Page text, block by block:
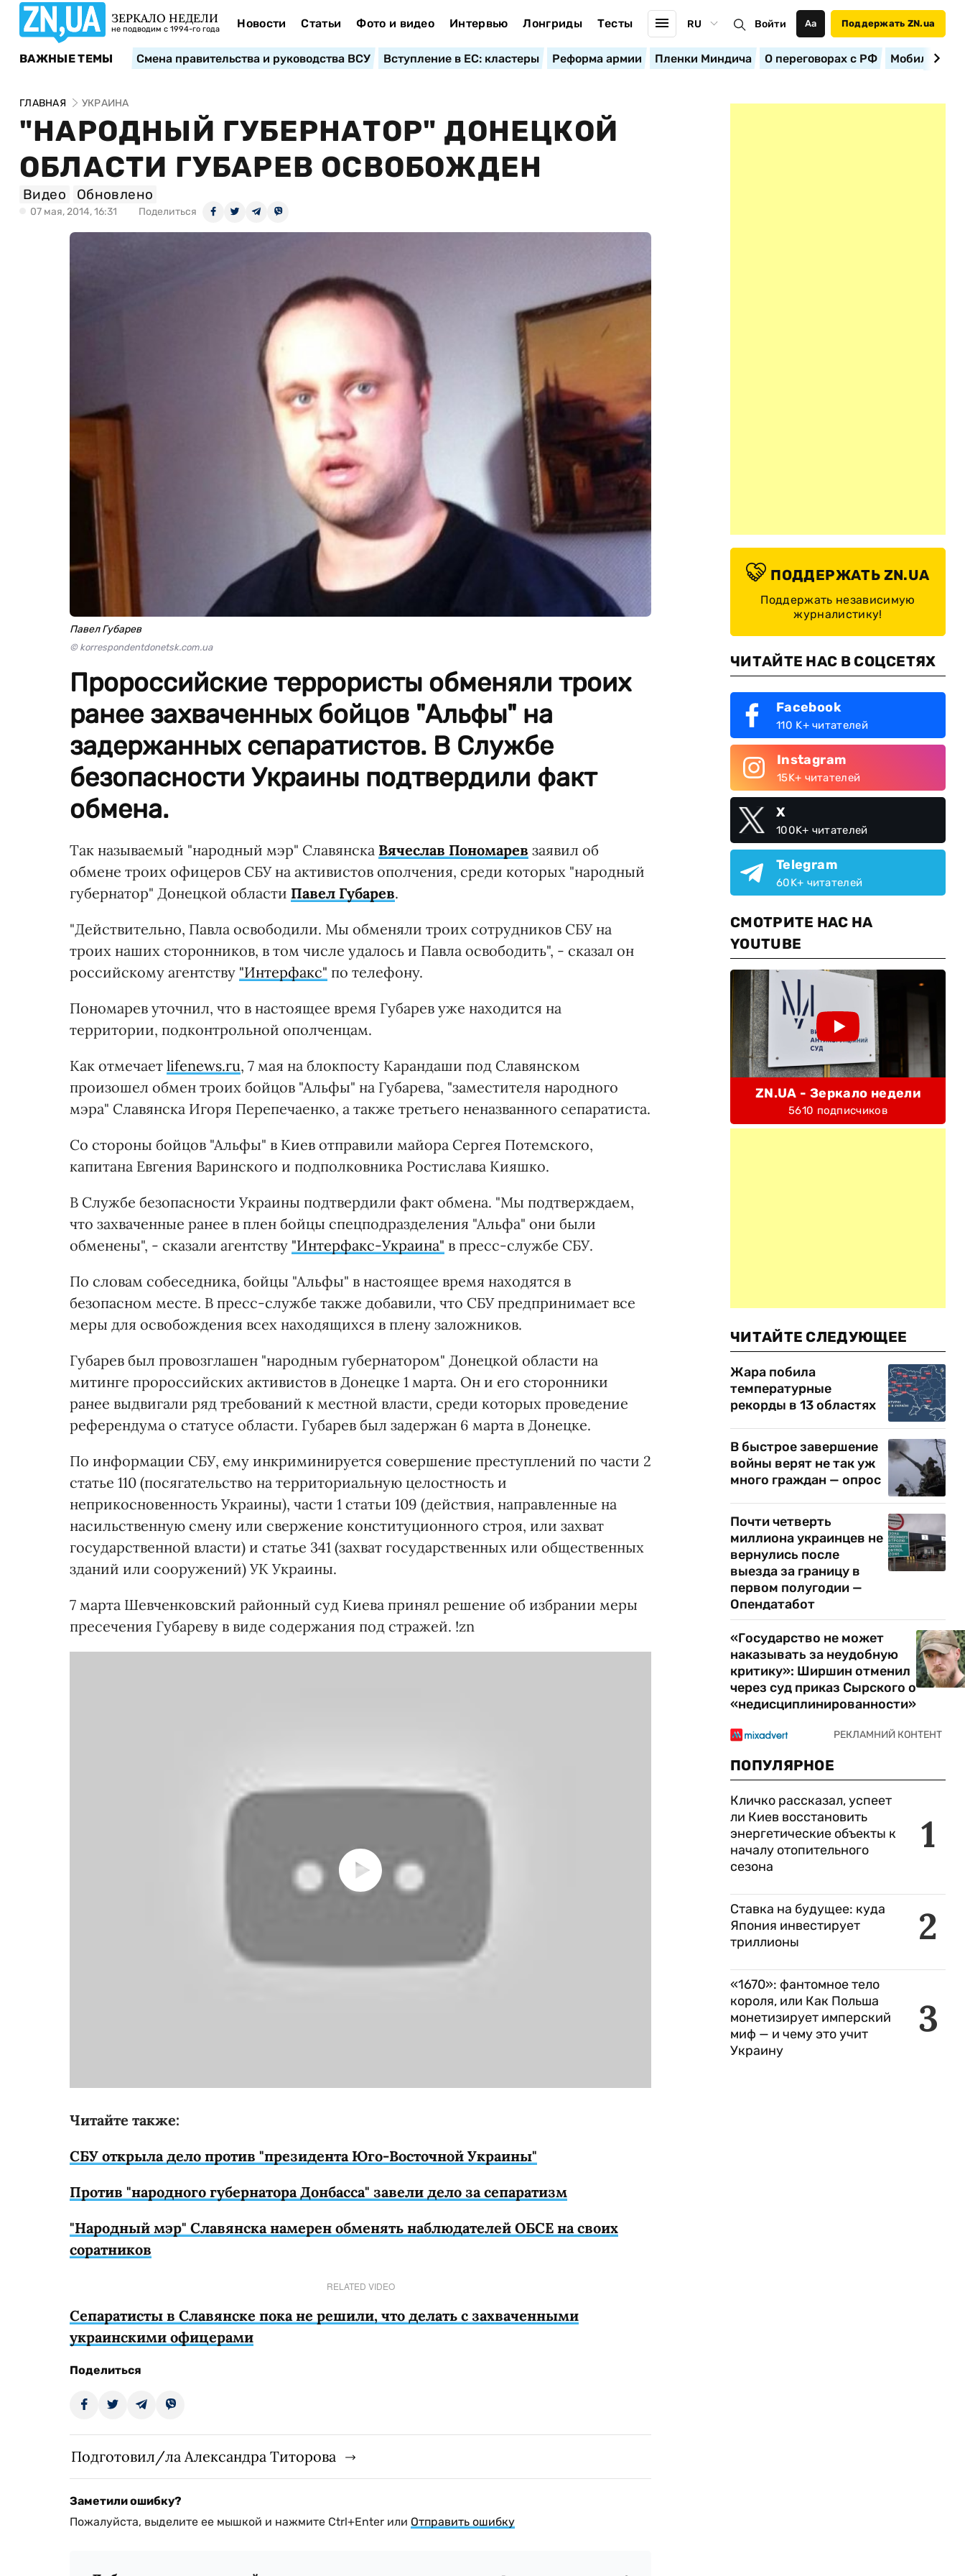
ЗЕРКАЛО НЕДЕЛИ
не подводим с 1994-го года Новости Статьи Фото и видео Интервью Лонгриды Тесты RU Войти Аа Поддержать ZN.ua
ВАЖНЫЕ ТЕМЫ Смена правительства и руководства ВСУ Вступление в ЕС: кластеры Реформа армии Пленки Миндича О переговорах с РФ
ГЛАВНАЯ УКРАИНА
"НАРОДНЫЙ ГУБЕРНАТОР" ДОНЕЦКОЙ
ОБЛАСТИ ГУБАРЕВ ОСВОБОЖДЕН
Видео Обновлено
07 мая, 2014, 16:31 Поделиться
Павел Губарев
© korrespondentdonetsk.com.ua
Пророссийские террористы обменяли троих
ранее захваченных бойцов "Альфы" на
задержанных сепаратистов. В Службе
безопасности Украины подтвердили факт
обмена.
Так называемый "народный мэр" Славянска Вячеслав Пономарев заявил об
обмене троих офицеров СБУ на активистов ополчения, среди которых "народный
губернатор" Донецкой области Павел Губарев.
"Действительно, Павла освободили. Мы обменяли троих сотрудников СБУ на
троих наших сторонников, в том числе удалось и Павла освободить", - сказал он
российскому агентству "Интерфакс" по телефону.
Пономарев уточнил, что в настоящее время Губарев уже находится на
территории, подконтрольной ополченцам.
Как отмечает lifenews.ru, 7 мая на блокпосту Карандаши под Славянском
произошел обмен троих бойцов "Альфы" на Губарева, "заместителя народного
мэра" Славянска Игоря Перепечаенко, а также третьего неназванного сепаратиста.
Со стороны бойцов "Альфы" в Киев отправили майора Сергея Потемского,
капитана Евгения Варинского и подполковника Ростислава Кияшко.
В Службе безопасности Украины подтвердили факт обмена. "Мы подтверждаем,
что захваченные ранее в плен бойцы спецподразделения "Альфа" они были
обменены", - сказали агентству "Интерфакс-Украина" в пресс-службе СБУ.
По словам собеседника, бойцы "Альфы" в настоящее время находятся в
безопасном месте. В пресс-службе также добавили, что СБУ предпринимает все
меры для освобождения всех находящихся в плену заложников.
Губарев был провозглашен "народным губернатором" Донецкой области на
митинге пророссийских активистов в Донецке 1 марта. Он и его сторонники
ранее выдвигали ряд требований к местной власти, среди которых проведение
референдума о статусе области. Губарев был задержан 6 марта в Донецке.
По информации СБУ, ему инкриминируется совершение преступлений по части 2
статье 110 (посягательство на территориальную целостность и
неприкосновенность Украины), части 1 статьи 109 (действия, направленные на
насильственную смену или свержение конституционного строя, или захват
государственной власти) и статье 341 (захват государственных или общественных
зданий или сооружений) УК Украины.
7 марта Шевченковский районный суд Киева принял решение об избрании меры
пресечения Губареву в виде содержания под стражей. !zn
Читайте также:
СБУ открыла дело против "президента Юго-Восточной Украины"
Против "народного губернатора Донбасса" завели дело за сепаратизм
"Народный мэр" Славянска намерен обменять наблюдателей ОБСЕ на своих
соратников
RELATED VIDEO
Сепаратисты в Славянске пока не решили, что делать с захваченными
украинскими офицерами
Поделиться
Подготовил/ла Александра Титорова
Заметили ошибку?
Пожалуйста, выделите ее мышкой и нажмите Ctrl+Enter или Отправить ошибку
ПОДДЕРЖАТЬ ZN.UA
Поддержать независимую
журналистику!
ЧИТАЙТЕ НАС В СОЦСЕТЯХ
Facebook
110 K+ читателей
Instagram
15K+ читателей
X
100K+ читателей
Telegram
60K+ читателей
СМОТРИТЕ НАС НА
YOUTUBE
ZN.UA - Зеркало недели
5610 подписчиков
ЧИТАЙТЕ СЛЕДУЮЩЕЕ
Жара побила
температурные
рекорды в 13 областях
В быстрое завершение
войны верят не так уж
много граждан — опрос
Почти четверть
миллиона украинцев не
вернулись после
выезда за границу в
первом полугодии —
Опендатабот
«Государство не может
наказывать за неудобную
критику»: Ширшин отменил
через суд приказ Сырского о
«недисциплинированности»
ПОПУЛЯРНОЕ
1
Кличко рассказал, успеет
ли Киев восстановить
энергетические объекты к
началу отопительного
сезона
2
Ставка на будущее: куда
Япония инвестирует
триллионы
3
«1670»: фантомное тело
короля, или Как Польша
монетизирует имперский
миф — и чему это учит
Украину